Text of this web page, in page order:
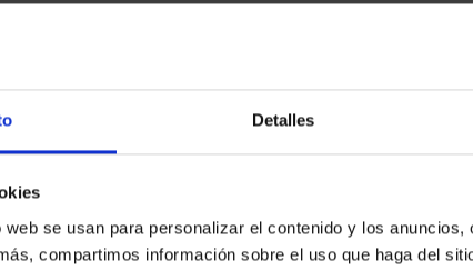
Detalles
se usan para personalizar el contenido y los
compartimos información sobre el uso que haga del